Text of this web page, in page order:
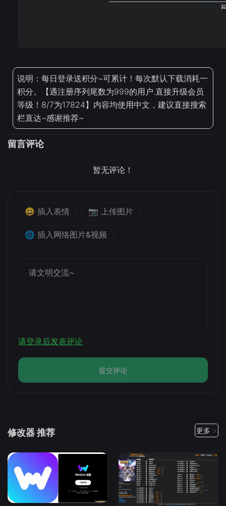
说明：每日登录送积分~可累计！每次默认下载消耗一
积分。【遇注册序列尾数为999的用户.直接升级会员
等级！8/7为17824】内容均使用中文，建议直接搜索
栏直达~感谢推荐~
留言评论
暂无评论！
😀 插入表情 📷 上传图片
🌐 插入网络图片&视频
请登录后发表评论
提交评论
修改器 推荐 更多 >